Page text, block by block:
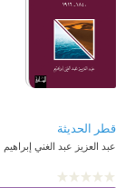
قطر الحديثة
عبد العزيز عبد الغني إبراهيم